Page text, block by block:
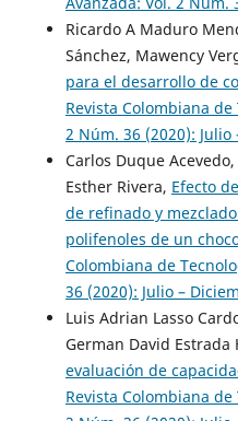
Ricardo A Maduro
Sánchez, Mawency
para el desarrollo de
Revista Colombiana
2 Núm. 36 (2020):
Carlos Duque
Esther Rivera, Efecto
de refinado y
polifenoles de un
Colombiana de
36 (2020): Julio –
Luis Adrian Lasso
German David Estrada
evaluación de
Revista Colombiana